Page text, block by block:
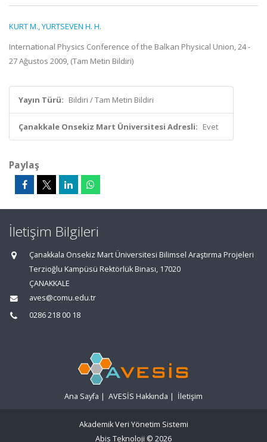
KURT M.,YURTSEVEN H. H.
International Physics Conference of the Balkan Physical Union, 24 -
27 Ağustos 2009, (Tam Metin Bildiri)
Yayın Türü: Bildiri / Tam Metin Bildiri
Çanakkale Onsekiz Mart Üniversitesi Adresli: Evet
Paylaş
İletişim Bilgileri
Çanakkala Onsekiz Mart Üniversitesi Bilimsel Araştırma Projeleri
Terzioğlu Kampüsü Rektörlük Binası, 17020
ÇANAKKALE
aves@comu.edu.tr
0286 218 00 18
Ana Sayfa | AVESİS Hakkında | İletişim
Akademik Veri Yönetim Sistemi
Abis Teknoloji © 2026